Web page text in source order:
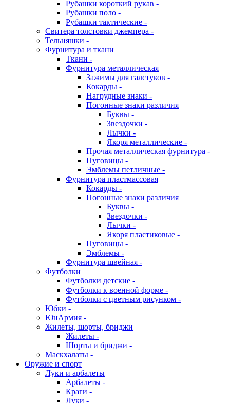
Рубашки короткий рукав -
Рубашки поло -
Рубашки тактические -
Свитера толстовки джемпера -
Тельняшки -
Фурнитура и ткани
Ткани -
Фурнитура металлическая
Зажимы для галстуков -
Кокарды -
Нагрудные знаки -
Погонные знаки различия
Буквы -
Звездочки -
Лычки -
Якоря металлические -
Прочая металлическая фурнитура -
Пуговицы -
Эмблемы петличные -
Фурнитура пластмассовая
Кокарды -
Погонные знаки различия
Буквы -
Звездочки -
Лычки -
Якоря пластиковые -
Пуговицы -
Эмблемы -
Фурнитура швейная -
Футболки
Футболки детские -
Футболки к военной форме -
Футболки с цветным рисунком -
Юбки -
ЮнАрмия -
Жилеты, шорты, бриджи
Жилеты -
Шорты и бриджи -
Маскхалаты -
Оружие и спорт
Луки и арбалеты
Арбалеты -
Краги -
Луки -